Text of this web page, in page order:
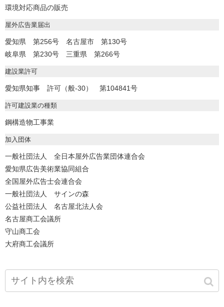
環境対応商品の販売
屋外広告業届出
愛知県 第256号 名古屋市 第130号
岐阜県 第230号 三重県 第266号
建設業許可
愛知県知事 許可（般-30） 第104841号
許可建設業の種類
鋼構造物工事業
加入団体
一般社団法人 全日本屋外広告業団体連合会
愛知県広告美術業協同組合
全国屋外広告士会連合会
一般社団法人 サインの森
公益社団法人 名古屋北法人会
名古屋商工会議所
守山商工会
大府商工会議所